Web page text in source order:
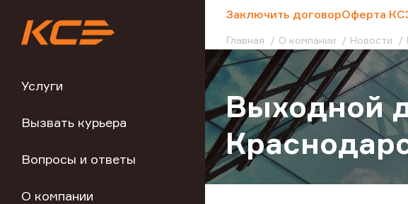
Услуги
Вызвать курьера
Вопросы и ответы
О компании
Заключить договорОферта
Главная О компании Новости
Выходной